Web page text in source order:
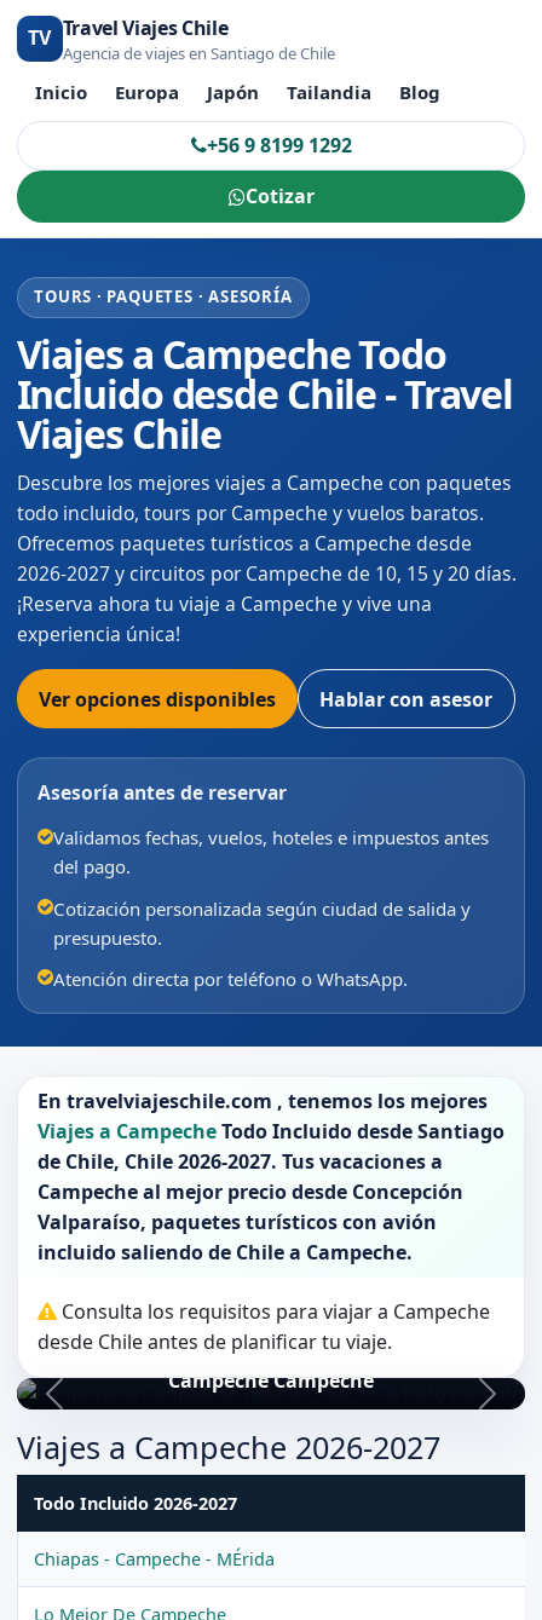
TV Travel Viajes Chile
Agencia de viajes en Santiago de Chile
Inicio Europa Japón Tailandia Blog
+56 9 8199 1292
Cotizar
TOURS · PAQUETES · ASESORÍA
Viajes a Campeche Todo
Incluido desde Chile - Travel
Viajes Chile
Descubre los mejores viajes a Campeche con paquetes
todo incluido, tours por Campeche y vuelos baratos.
Ofrecemos paquetes turísticos a Campeche desde
2026-2027 y circuitos por Campeche de 10, 15 y 20 días.
¡Reserva ahora tu viaje a Campeche y vive una
experiencia única!
Ver opciones disponibles Hablar con asesor
Asesoría antes de reservar
Validamos fechas, vuelos, hoteles e impuestos antes
del pago.
Cotización personalizada según ciudad de salida y
presupuesto.
Atención directa por teléfono o WhatsApp.
En travelviajeschile.com , tenemos los mejores
Viajes a Campeche Todo Incluido desdeSantiago
de Chile, Chile 2026-2027. Tus vacaciones a
Campecheal mejor precio desde Concepción
Valparaíso, paquetes turísticos con avión
incluido saliendo de Chilea Campeche.
Consulta los requisitos para viajar a Campeche
desde Chile antes de planificar tu viaje.
Campeche Campeche
Viajes a Campeche 2026-2027
Todo Incluido 2026-2027
Chiapas - Campeche - MÉrida
Lo Mejor De Campeche